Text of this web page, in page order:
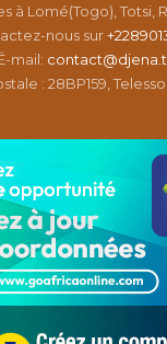
à Lomé(Togo), Totsi,
nous sur
mail:
: 28BP159,